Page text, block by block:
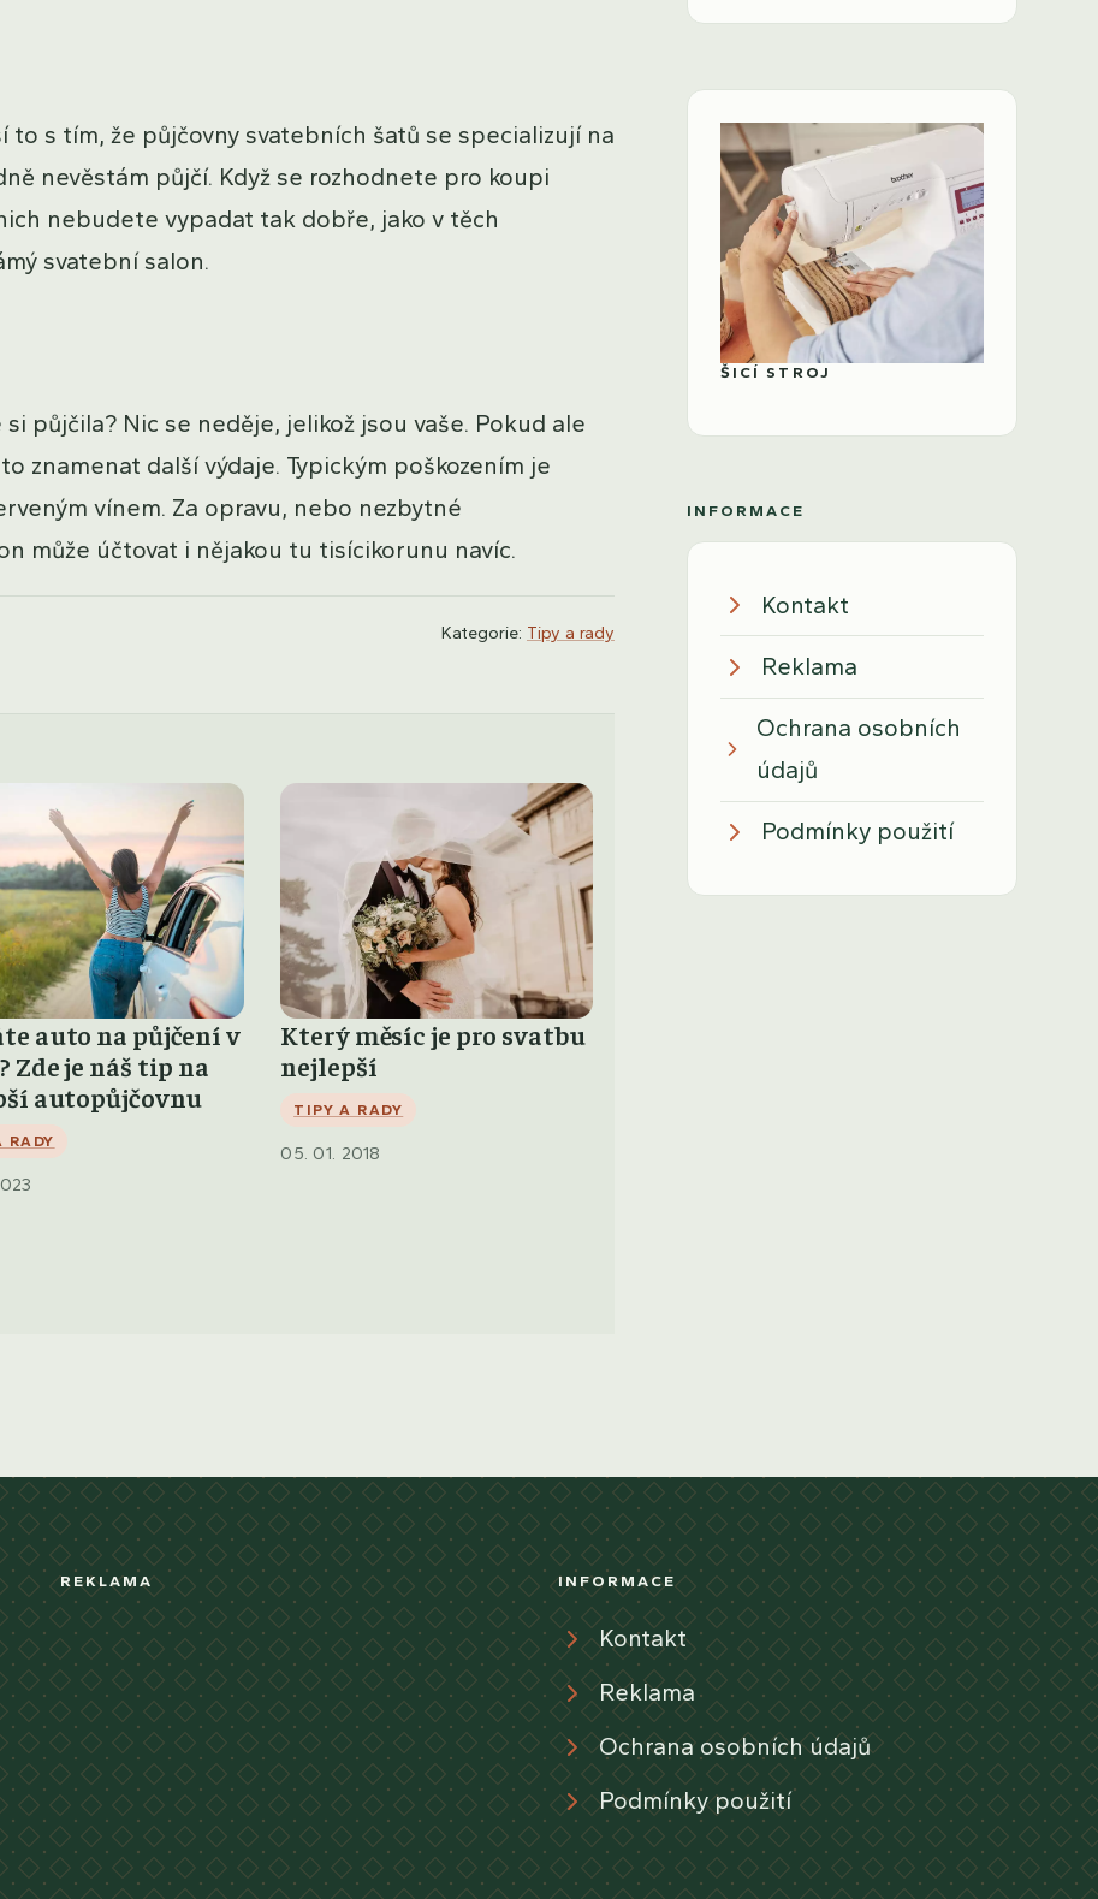
to s tím, že půjčovny svatebních šatů se specializují na
nevěstám půjčí. Když se rozhodnete pro koupi
nebudete vypadat tak dobře, jako v těch
svatební salon.
půjčila? Nic se neděje, jelikož jsou vaše. Pokud ale
znamenat další výdaje. Typickým poškozením je
vínem. Za opravu, nebo nezbytné
může účtovat i nějakou tu tisícikorunu navíc.
Kategorie: Tipy a rady
auto na půjčení v
Zde je náš tip na
autopůjčovnu
RADY
Který měsíc je pro svatbu
nejlepší
TIPY A RADY
05. 01. 2018
ŠICÍ STROJ
INFORMACE
Kontakt
Reklama
Ochrana osobních
údajů
Podmínky použití
REKLAMA INFORMACE
Kontakt
Reklama
Ochrana osobních údajů
Podmínky použití